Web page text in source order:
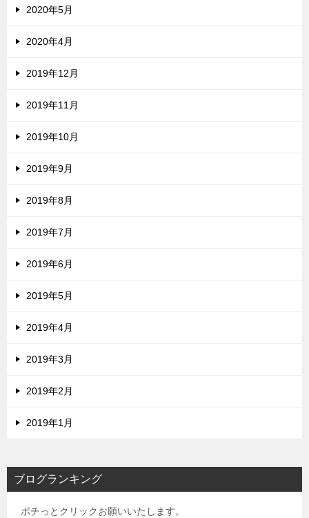
2020年5月
2020年4月
2019年12月
2019年11月
2019年10月
2019年9月
2019年8月
2019年7月
2019年6月
2019年5月
2019年4月
2019年3月
2019年2月
2019年1月
ブログランキング
ポチっとクリックお願いいたします。